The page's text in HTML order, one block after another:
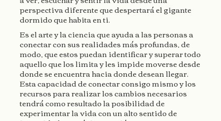
perspectiva diferente que despertará el gigante
dormido que habita en ti.
Es el arte y la ciencia que ayuda a las personas a
conectar con sus realidades más profundas, de
modo, que estos puedan identificar y superar todo
aquello que los limita y les impide moverse desde
donde se encuentra hacia donde desean llegar.
Esta capacidad de conectar consigo mismo y los
recursos para realizar los cambios necesarios
tendrá como resultado la posibilidad de
experimentar la vida con un alto sentido de